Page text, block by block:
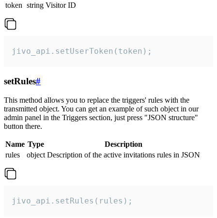
token string Visitor ID
jivo_api.setUserToken(token);
setRules#
This method allows you to replace the triggers' rules with the
transmitted object. You can get an example of such object in our
admin panel in the Triggers section, just press "JSON structure"
button there.
Name Type
Description
rules
object Description of the active invitations rules in JSON
jivo_api.setRules(rules);